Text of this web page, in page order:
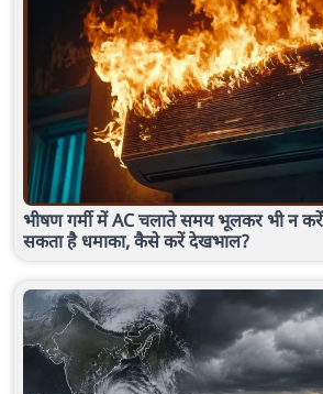
भीषण गर्मी में AC चलाते समय भूलकर भी न करें
सकता है धमाका, कैसे करें देखभाल?